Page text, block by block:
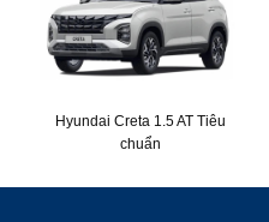
Hyundai Creta 1.5 AT Tiêu
chuẩn